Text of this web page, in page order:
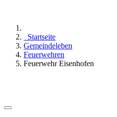
Startseite
Gemeindeleben
Feuerwehren
Feuerwehr Eisenhofen